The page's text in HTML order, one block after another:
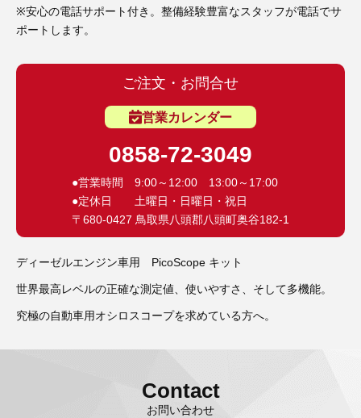
※安心の電話サポート付き。整備経験豊富なスタッフが電話でサ
ポートします。
ご注文・お問合せ
営業カレンダー
0858-72-3049
●営業時間 9:00～12:00 13:00～17:00
●定休日 土曜日・日曜日・祝日
〒680-0427 鳥取県八頭郡八頭町奥谷182-1
ディーゼルエンジン車用 PicoScope キット
世界最高レベルの正確な測定値、使いやすさ、そして多機能。
究極の自動車用オシロスコープを求めている方へ。
Contact
お問い合わせ